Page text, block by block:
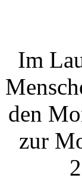
Im
den
zur